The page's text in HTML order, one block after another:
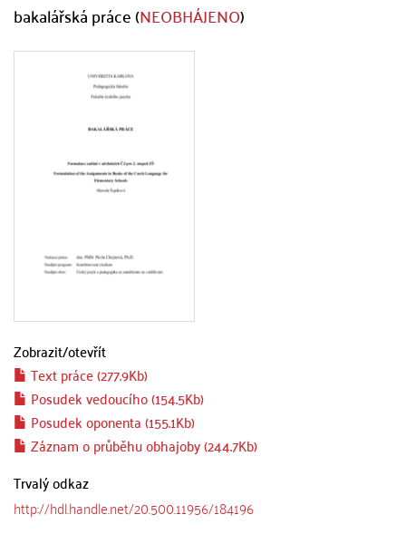
bakalářská práce (NEOBHÁJENO)
Zobrazit/otevřít
Text práce (277.9Kb)
Posudek vedoucího (154.5Kb)
Posudek oponenta (155.1Kb)
Záznam o průběhu obhajoby (244.7Kb)
Trvalý odkaz
http://hdl.handle.net/20.500.11956/184196